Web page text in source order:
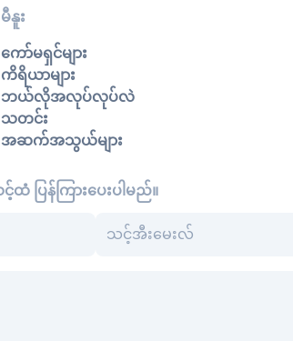
မီနူး
ကော်မရှင်များ
ကိရိယာများ
ဘယ်လိုအလုပ်လုပ်လဲ
သတင်း
အဆက်အသွယ်များ
ထံ ပြန်ကြားပေးပါမည်။